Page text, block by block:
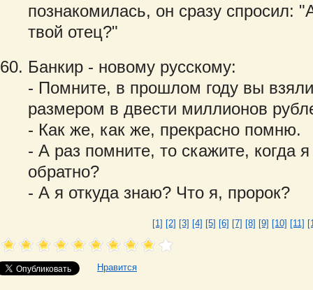
познакомилась, он сразу спросил:
твой отец?"
Банкир - новому русскому:
- Помните, в прошлом году вы
размером в двести миллионов
- Как же, как же, прекрасно помню.
- А раз помните, то скажите, когда
обратно?
- А я откуда знаю? Что я, пророк?
[1] [2] [3] [4] [5] [6] [7] [8] [9] [10] [11]
Нравится